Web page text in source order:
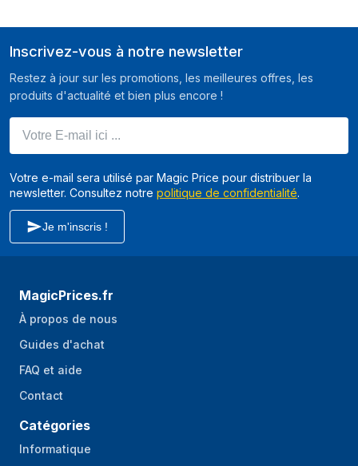
Inscrivez-vous à notre newsletter
Restez à jour sur les promotions, les meilleures offres, les
produits d'actualité et bien plus encore !
Votre e-mail sera utilisé par Magic Price pour distribuer la
newsletter. Consultez notre politique de confidentialité.
Je m'inscris !
MagicPrices.fr
À propos de nous
Guides d'achat
FAQ et aide
Contact
Catégories
Informatique